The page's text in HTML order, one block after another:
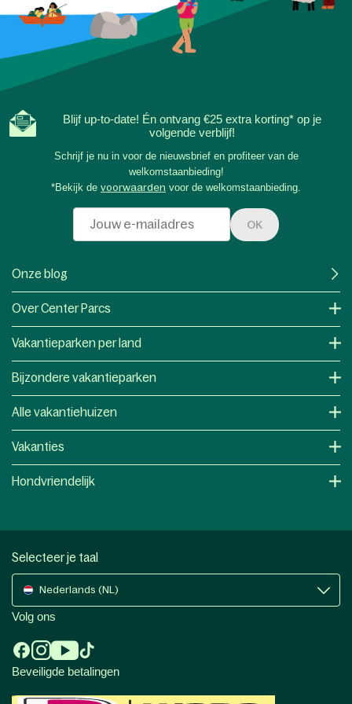
Blijf up-to-date! Én ontvang €25 extra korting* op je
volgende verblijf!
Schrijf je nu in voor de nieuwsbrief en profiteer van de
welkomstaanbieding!
*Bekijk de voorwaarden voor de welkomstaanbieding.
OK
Onze blog
Over Center Parcs
Vakantieparken per land
Bijzondere vakantieparken
Alle vakantiehuizen
Vakanties
Hondvriendelijk
Selecteer je taal
Nederlands (NL)
Volg ons
Beveiligde betalingen